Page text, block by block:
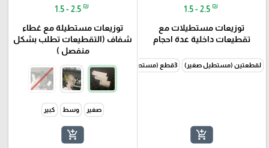
1.5 - 2.5 ₪
توزيعات مستطيلات مع
تقطيعات داخلية عدة احجام
لقطعتين (مستطيل صغير) 3قطع (مستطيل وسط) 4قطع (مستطيل كبير)
add_shopping_cart
1.5 - 2.5 ₪
توزيعات مستطيلة مع غطاء
شفاف (التقطيعات تطلب بشكل
منفصل )
صغير وسط كبير
add_shopping_cart